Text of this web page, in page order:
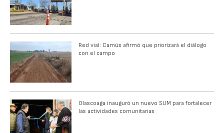
Red vial: Camús afirmó que priorizará el diálogo
con el campo
Olascoaga inauguró un nuevo SUM para fortalecer
las actividades comunitarias